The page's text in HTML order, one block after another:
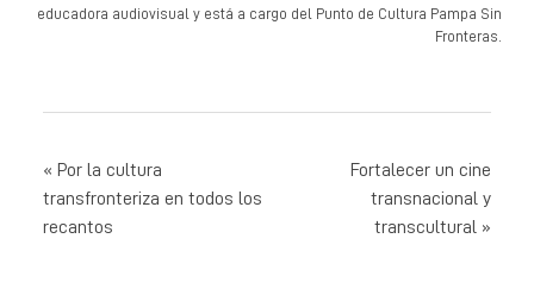
educadora audiovisual y está a cargo del Punto de Cultura Pampa Sin
Fronteras.
NAVEGACIÓN
DE
Por la cultura
transfronteriza en todos los
recantos
Fortalecer un cine
transnacional y
transcultural